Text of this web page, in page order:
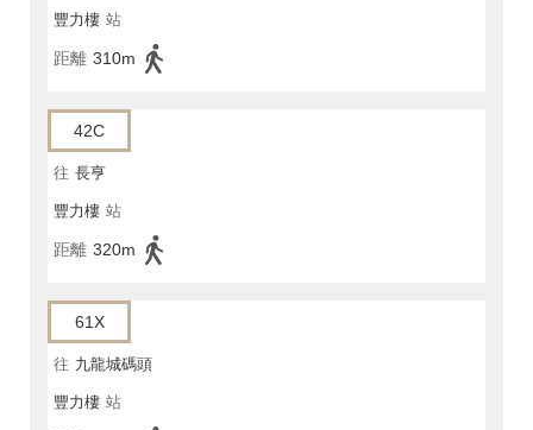
豐力樓 站
距離 310m
42C
往 長亨
豐力樓 站
距離 320m
61X
往 九龍城碼頭
豐力樓 站